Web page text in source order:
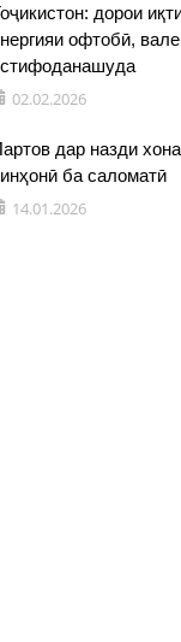
дорои
офтобӣ,
02.02.2026
дар назди
ба саломатӣ
14.01.2026